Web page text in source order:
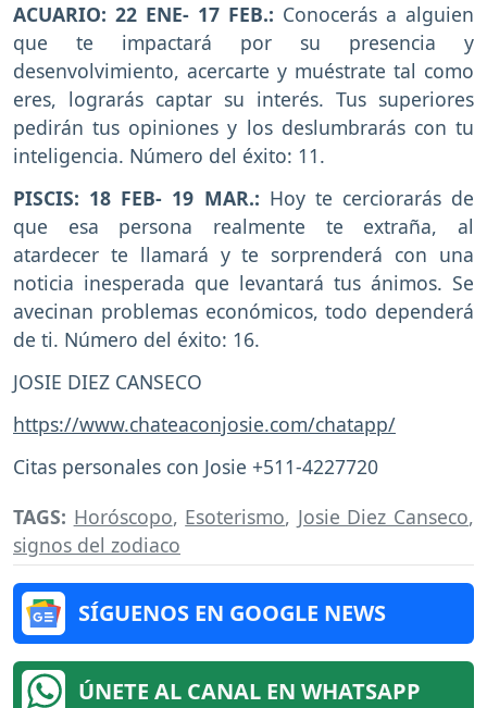
ACUARIO: 22 ENE- 17 FEB.: Conocerás a alguien
que te impactará por su presencia y
desenvolvimiento, acercarte y muéstrate tal como
eres, lograrás captar su interés. Tus superiores
pedirán tus opiniones y los deslumbrarás con tu
inteligencia. Número del éxito: 11.
PISCIS: 18 FEB- 19 MAR.: Hoy te cerciorarás de
que esa persona realmente te extraña, al
atardecer te llamará y te sorprenderá con una
noticia inesperada que levantará tus ánimos. Se
avecinan problemas económicos, todo dependerá
de ti. Número del éxito: 16.
JOSIE DIEZ CANSECO
https://www.chateaconjosie.com/chatapp/
Citas personales con Josie +511-4227720
TAGS: Horóscopo, Esoterismo, Josie Diez Canseco,
signos del zodiaco
SÍGUENOS EN GOOGLE NEWS
ÚNETE AL CANAL EN WHATSAPP